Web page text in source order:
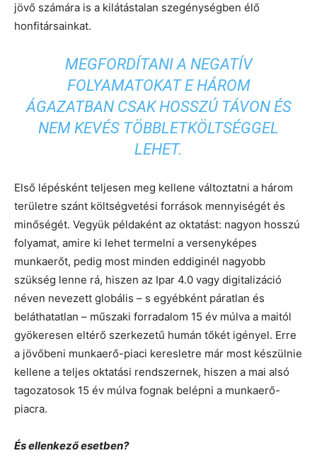
jövő számára is a kilátástalan szegénységben élő
honfitársainkat.
MEGFORDÍTANI A NEGATÍV
FOLYAMATOKAT E HÁROM
ÁGAZATBAN CSAK HOSSZÚ TÁVON ÉS
NEM KEVÉS TÖBBLETKÖLTSÉGGEL
LEHET.
Első lépésként teljesen meg kellene változtatni a három
területre szánt költségvetési források mennyiségét és
minőségét. Vegyük példaként az oktatást: nagyon hosszú
folyamat, amire ki lehet termelni a versenyképes
munkaerőt, pedig most minden eddiginél nagyobb
szükség lenne rá, hiszen az Ipar 4.0 vagy digitalizáció
néven nevezett globális – s egyébként páratlan és
beláthatatlan – műszaki forradalom 15 év múlva a maitól
gyökeresen eltérő szerkezetű humán tőkét igényel. Erre
a jövőbeni munkaerő-piaci keresletre már most készülnie
kellene a teljes oktatási rendszernek, hiszen a mai alsó
tagozatosok 15 év múlva fognak belépni a munkaerő-
piacra.
És ellenkező esetben?